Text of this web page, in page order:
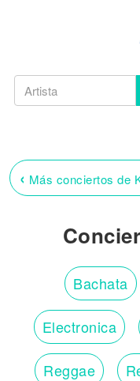
‹ Más conciertos de
Bachata
Electronica
Reggae